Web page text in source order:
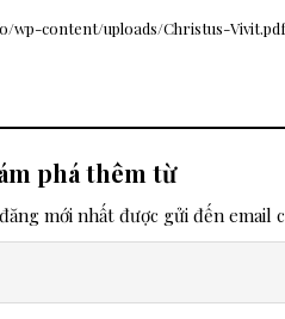
content/uploads/Christus-
phá thêm từ
mới nhất được gửi đến email